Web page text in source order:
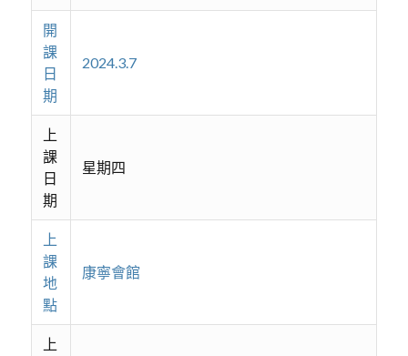
開
課
日
期
2024.3.7
上
課
日
期
星期四
上
課
地
點
康寧會館
上